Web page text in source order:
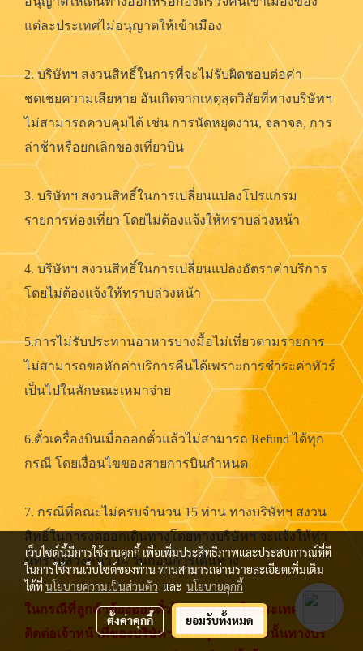
แต่ละประเทศไม่อนุญาตให้เข้าเมือง
2. บริษัทฯ สงวนสิทธิ์ในการที่จะไม่รับผิดชอบต่อค่า
ชดเชยความเสียหาย อันเกิดจากเหตุสุดวิสัยที่ทางบริษัทฯ
ไม่สามารถควบคุมได้ เช่น การนัดหยุดงาน, จลาจล, การ
ล่าช้าหรือยกเลิกของเที่ยวบิน
3. บริษัทฯ สงวนสิทธิ์ในการเปลี่ยนแปลงโปรแกรม
รายการท่องเที่ยว โดยไม่ต้องแจ้งให้ทราบล่วงหน้า
4. บริษัทฯ สงวนสิทธิ์ในการเปลี่ยนแปลงอัตราค่าบริการ
โดยไม่ต้องแจ้งให้ทราบล่วงหน้า
5.การไม่รับประทานอาหารบางมื้อไม่เที่ยวตามรายการ
ไม่สามารถขอหักค่าบริการคืนได้เพราะการชำระค่าทัวร์
เป็นไปในลักษณะเหมาจ่าย
6.ตั๋วเครื่องบินเมื่อออกตั๋วแล้วไม่สามารถ Refund ได้ทุก
กรณี โดยเงื่อนไขของสายการบินกำหนด
7. กรณีที่คณะไม่ครบจำนวน 15 ท่าน ทางบริษัทฯ สงวน
สิทธิ์ในการงดออกเดินทางโดยทางบริษัทฯ จะแจ้งให้ท่า
นทราบล่วงหน้า 14 วันก่อนการเดินทาง
ในกรณีที่ลูกค้าต้องออกตั๋วโดยสารภายในประเทศ กรุณา
ติดต่อเจ้าหน้าที่ของบริษัทฯ ก่อนทุกครั้ง มิฉะนั้นทางบริ
เว็บไซต์นี้มีการใช้งานคุกกี้ เพื่อเพิ่มประสิทธิภาพและประสบการณ์ที่ดี
ในการใช้งานเว็บไซต์ของท่าน ท่านสามารถอ่านรายละเอียดเพิ่มเติม
ได้ที่นโยบายความเป็นส่วนตัว และ นโยบายคุกกี้
ตั้งค่าคุกกี้ ยอมรับทั้งหมด